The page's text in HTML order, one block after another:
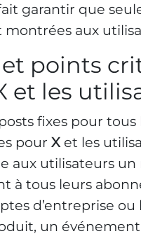
garantir que
montrées aux
points
et les
fixes pour
pour Xet les
aux utilisateurs
à tous leurs
d’entreprise
un